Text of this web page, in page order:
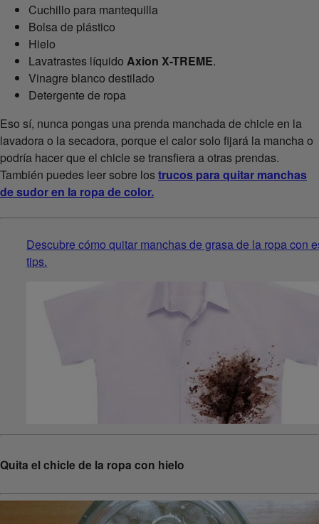
Cuchillo para mantequilla
Bolsa de plástico
Hielo
Lavatrastes líquido Axion X-TREME.
Vinagre blanco destilado
Detergente de ropa
Eso sí, nunca pongas una prenda manchada de chicle en la
lavadora o la secadora, porque el calor solo fijará la mancha o
podría hacer que el chicle se transfiera a otras prendas.
También puedes leer sobre lostrucos para quitar manchas
de sudor en la ropa de color.
Descubre cómo quitar manchas de grasa de la ropa con
tips.
Quita el chicle de la ropa con hielo